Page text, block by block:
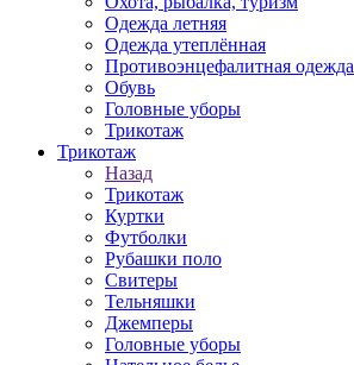
Одежда летняя
Одежда утеплённая
Противоэнцефалитная одежда
Обувь
Головные уборы
Трикотаж
Трикотаж
Назад
Трикотаж
Куртки
Футболки
Рубашки поло
Свитеры
Тельняшки
Джемперы
Головные уборы